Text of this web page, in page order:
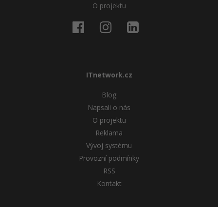
O projektu
ITnetwork.cz
Blog
Napsali o nás
O projektu
Reklama
Vývoj systému
Provozní podmínky
RSS
Kontakt